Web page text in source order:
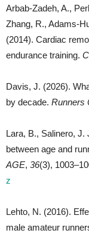
Arbab-Zadeh, A.,
Zhang, R., Adams-
(2014). Cardiac
endurance training.
Davis, J. (2026).
by decade. Runners
Lara, B., Salinero, J.
between age and
AGE, 36(3),
z
Lehto, N. (2016).
male amateur